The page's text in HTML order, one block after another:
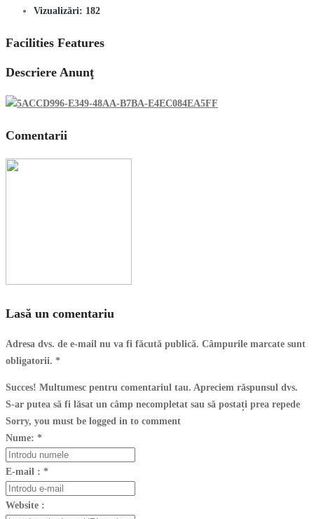
Vizualizări: 182
Facilities Features
Descriere Anunţ
Comentarii
Lasă un comentariu
Adresa dvs. de e-mail nu va fi făcută publică. Câmpurile marcate sunt
obligatorii. *
Succes! Multumesc pentru comentariul tau. Apreciem răspunsul dvs.
S-ar putea să fi lăsat un câmp necompletat sau să postați prea repede
Sorry, you must be logged in to comment
Nume: *
E-mail : *
Website :